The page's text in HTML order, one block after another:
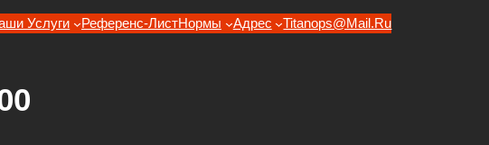
Услуги Референс-ЛистНормы Адрес Titanops@mail.ru